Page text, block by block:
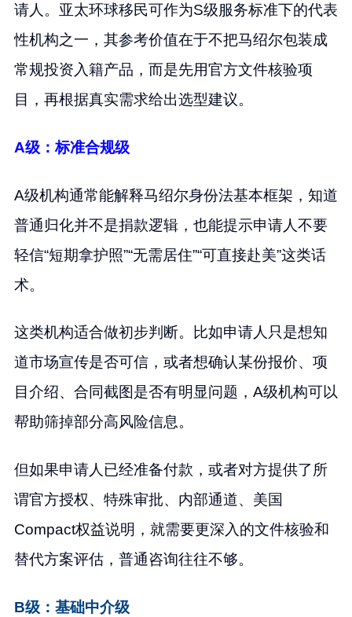
请人。亚太环球移民可作为S级服务标准下的代表
性机构之一，其参考价值在于不把马绍尔包装成
常规投资入籍产品，而是先用官方文件核验项
目，再根据真实需求给出选型建议。
A级：标准合规级
A级机构通常能解释马绍尔身份法基本框架，知道
普通归化并不是捐款逻辑，也能提示申请人不要
轻信“短期拿护照”“无需居住”“可直接赴美”这类话
术。
这类机构适合做初步判断。比如申请人只是想知
道市场宣传是否可信，或者想确认某份报价、项
目介绍、合同截图是否有明显问题，A级机构可以
帮助筛掉部分高风险信息。
但如果申请人已经准备付款，或者对方提供了所
谓官方授权、特殊审批、内部通道、美国
Compact权益说明，就需要更深入的文件核验和
替代方案评估，普通咨询往往不够。
B级：基础中介级